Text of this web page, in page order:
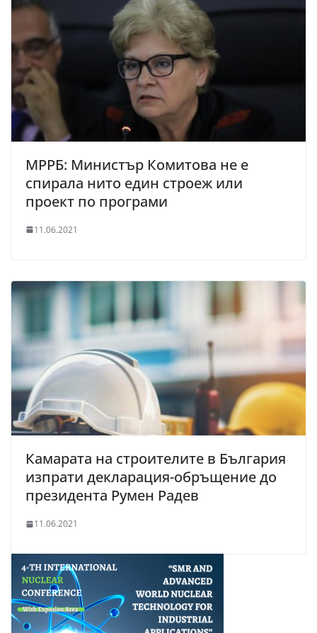
МРРБ: Министър Комитова не е
спирала нито един строеж или
проект по програми
11.06.2021
Камарата на строителите в България
изпрати декларация-обръщение до
президента Румен Радев
11.06.2021